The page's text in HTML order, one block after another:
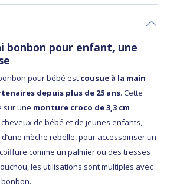
bonbon pour enfant, une
pour bébé est cousue à la main
depuis plus de 25 ans. Cette
sur une monture croco de 3,3 cm
de bébé et de jeunes enfants,
mèche rebelle, pour accessoiriser un
comme un palmier ou des tresses
les utilisations sont multiples avec